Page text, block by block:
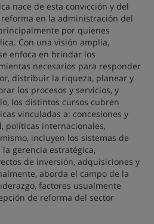
nace de esta convicción y del
en la administración del
por quienes
Con una visión amplia,
enfoca en brindar los
necesarios para responder
distribuir la riqueza, planear y
los procesos y servicios, y
los distintos cursos cubren
vinculadas a: concesiones y
políticas internacionales,
incluyen los sistemas de
gerencia estratégica,
de inversión, adquisiciones y
aborda el campo de la
factores usualmente
de reforma del sector